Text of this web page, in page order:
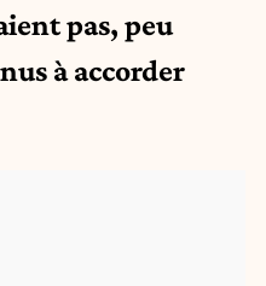
pas, peu
à accorder